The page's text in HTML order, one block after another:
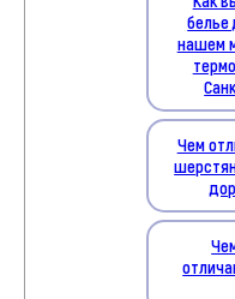
белье
нашем
Чем